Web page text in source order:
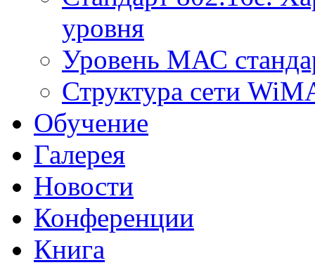
уровня
Уровень МАС
Структура сети
Обучение
Галерея
Новости
Конференции
Книга